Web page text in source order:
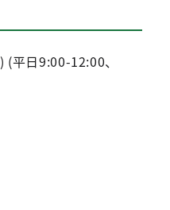
日9:00-12:00、